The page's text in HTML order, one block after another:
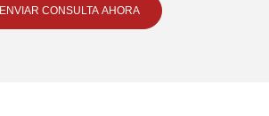
ENVIAR CONSULTA AHORA